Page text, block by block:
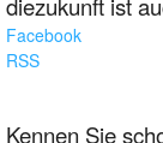
Facebook
RSS
Kennen Sie